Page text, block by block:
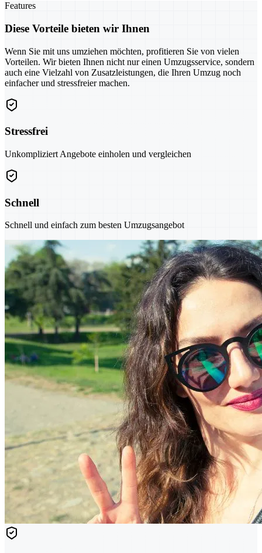
Features
Diese Vorteile bieten wir Ihnen
Wenn Sie mit uns umziehen möchten, profitieren Sie von vielen
Vorteilen. Wir bieten Ihnen nicht nur einen Umzugsservice, sondern
auch eine Vielzahl von Zusatzleistungen, die Ihren Umzug noch
einfacher und stressfreier machen.
Stressfrei
Unkompliziert Angebote einholen und vergleichen
Schnell
Schnell und einfach zum besten Umzugsangebot